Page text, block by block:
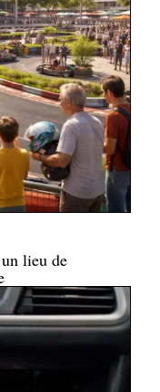
lieu de